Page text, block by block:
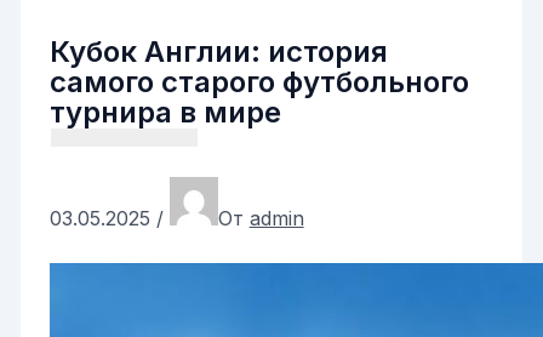
Кубок Англии: история
самого старого футбольного
турнира в мире
03.05.2025 / От admin